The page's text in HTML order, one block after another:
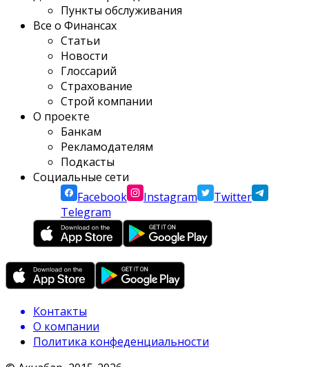
Пункты обслуживания
Все о Финансах
Статьи
Новости
Глоссарий
Страхование
Строй компании
О проекте
Банкам
Рекламодателям
Подкасты
Социальные сети
Facebook
Instagram
Twitter
Telegram
Контакты
О компании
Политика конфеденциальности